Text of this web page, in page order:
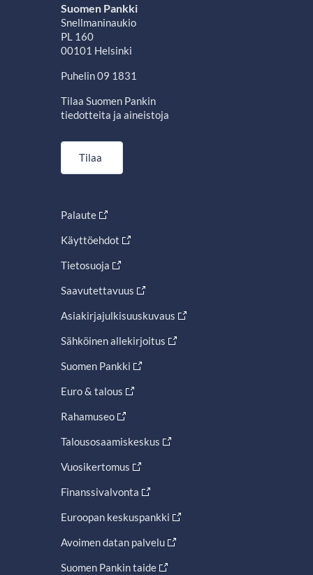
Suomen Pankki
Snellmaninaukio
PL 160
00101 Helsinki
Puhelin 09 1831
Tilaa Suomen Pankin
tiedotteita ja aineistoja
Tilaa
Palaute
Käyttöehdot
Tietosuoja
Saavutettavuus
Asiakirjajulkisuuskuvaus
Sähköinen allekirjoitus
Suomen Pankki
Euro & talous
Rahamuseo
Talousosaamiskeskus
Vuosikertomus
Finanssivalvonta
Euroopan keskuspankki
Avoimen datan palvelu
Suomen Pankin taide